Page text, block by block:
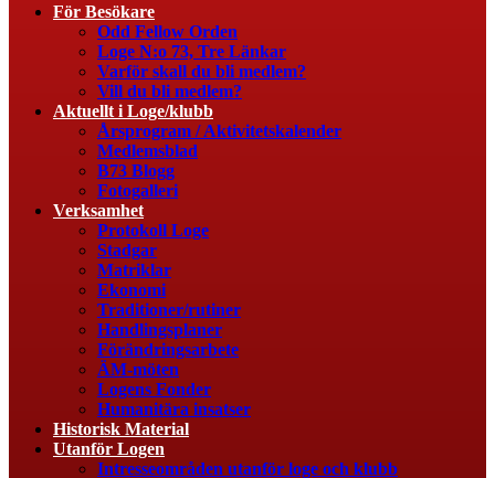
För Besökare
Odd Fellow Orden
Loge N:o 73, Tre Länkar
Varför skall du bli medlem?
Vill du bli medlem?
Aktuellt i Loge/klubb
Årsprogram / Aktivitetskalender
Medlemsblad
B73 Blogg
Fotogalleri
Verksamhet
Protokoll Loge
Stadgar
Matriklar
Ekonomi
Traditioner/rutiner
Handlingsplaner
Förändringsarbete
ÄM-möten
Logens Fonder
Humanitära insatser
Historisk Material
Utanför Logen
Intresseområden utanför loge och klubb